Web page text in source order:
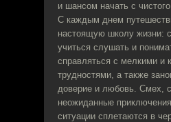
и шансом начать с
С каждым днем
настоящую школу жизни:
учиться слушать и
справляться с мелкими и
трудностями, а также
доверие и любовь. Смех,
неожиданные
ситуации сплетаются в